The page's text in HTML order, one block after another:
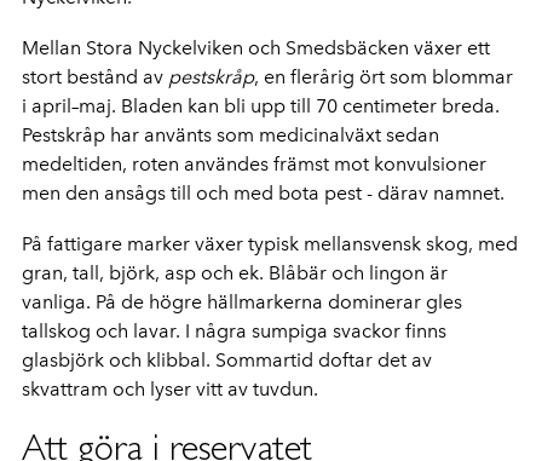
Mellan Stora Nyckelviken och Smedsbäcken växer ett
stort bestånd av pestskråp, en flerårig ört som blommar
i april–maj. Bladen kan bli upp till 70 centimeter breda.
Pestskråp har använts som medicinalväxt sedan
medeltiden, roten användes främst mot konvulsioner
men den ansågs till och med bota pest - därav namnet.
På fattigare marker växer typisk mellansvensk skog, med
gran, tall, björk, asp och ek. Blåbär och lingon är
vanliga. På de högre hällmarkerna dominerar gles
tallskog och lavar. I några sumpiga svackor finns
glasbjörk och klibbal. Sommartid doftar det av
skvattram och lyser vitt av tuvdun.
Att göra i reservatet